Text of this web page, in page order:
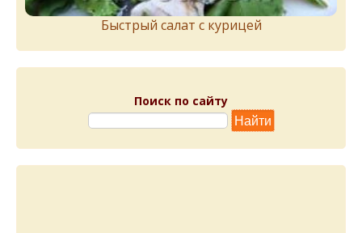
Быстрый салат с курицей
Поиск по сайту